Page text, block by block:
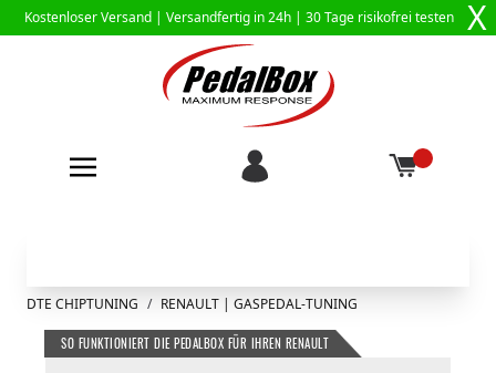
Kostenloser Versand | Versandfertig in 24h | 30 Tage risikofrei testen X
DTE CHIPTUNING / RENAULT | GASPEDAL-TUNING
SO FUNKTIONIERT DIE PEDALBOX FÜR IHREN RENAULT